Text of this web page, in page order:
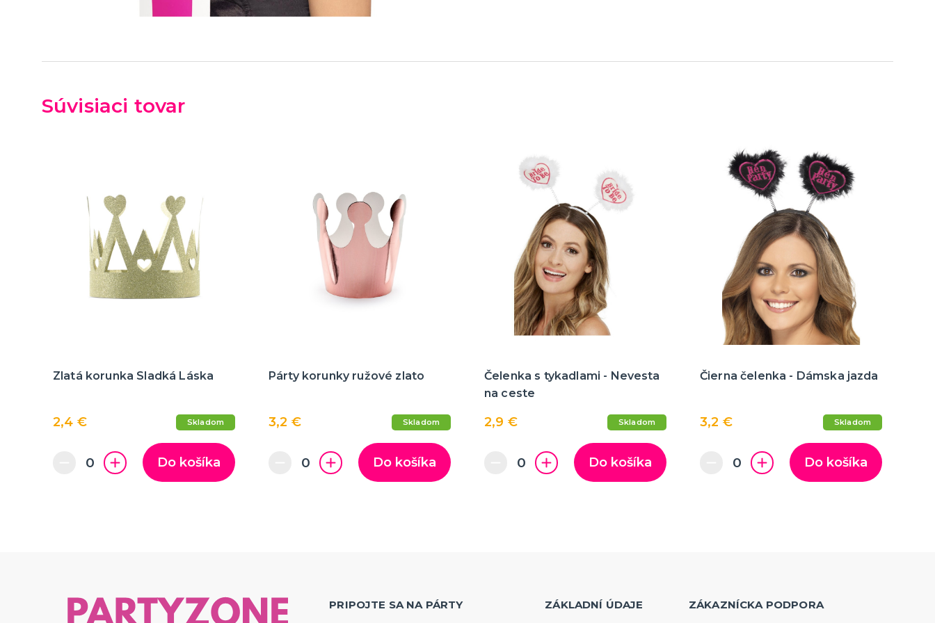
Súvisiaci tovar
Zlatá korunka Sladká Láska
2,4 € Skladom
Do košíka
Párty korunky ružové zlato
3,2 € Skladom
Do košíka
Čelenka s tykadlami - Nevesta
na ceste
2,9 € Skladom
Do košíka
Čierna čelenka - Dámska jazda
3,2 € Skladom
Do košíka
PRIPOJTE SA NA PÁRTY ZÁKLADNÍ ÚDAJE ZÁKAZNÍCKA PODPORA